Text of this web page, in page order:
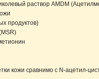
раствор AMDM
продуктов)
кожи сравнимо с N-ацетил-